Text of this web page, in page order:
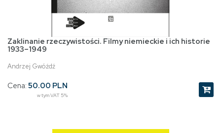
Zaklinanie rzeczywistości. Filmy niemieckie i ich historie
1933–1949
Andrzej Gwóźdź
Cena: 50.00 PLN
w tym VAT 5%